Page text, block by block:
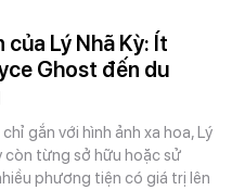
Lý Nhã Kỳ: Ít
Ghost đến du
gắn với hình ảnh xa hoa, Lý
còn từng sở hữu hoặc sử
phương tiện có giá trị lên